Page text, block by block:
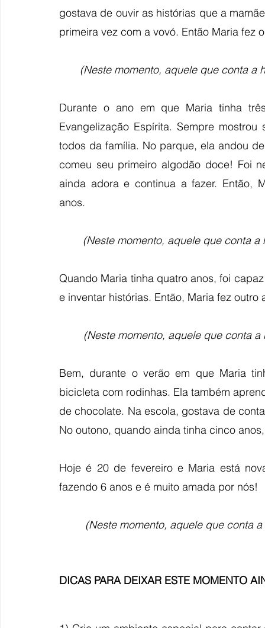
gostava de ouvir as histórias que a
primeira vez com a vovó. Então Maria fez
(Neste momento, aquele que conta a
Durante o ano em que Maria tinha
Evangelização Espírita. Sempre
todos da família. No parque, ela andou
comeu seu primeiro algodão doce! Foi
ainda adora e continua a fazer. Então,
anos.
(Neste momento, aquele que conta
Quando Maria tinha quatro anos, foi
e inventar histórias. Então, Maria fez
(Neste momento, aquele que conta
Bem, durante o verão em que Maria
bicicleta com rodinhas. Ela também
de chocolate. Na escola, gostava de
No outono, quando ainda tinha cinco
Hoje é 20 de fevereiro e Maria está
fazendo 6 anos e é muito amada por nós!
(Neste momento, aquele que conta
DICAS PARA DEIXAR ESTE MOMENTO